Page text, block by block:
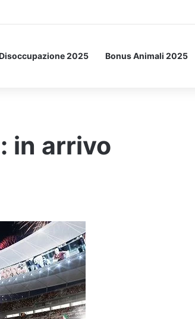
spaziale.
2025 Bonus Animali 2025
in arrivo